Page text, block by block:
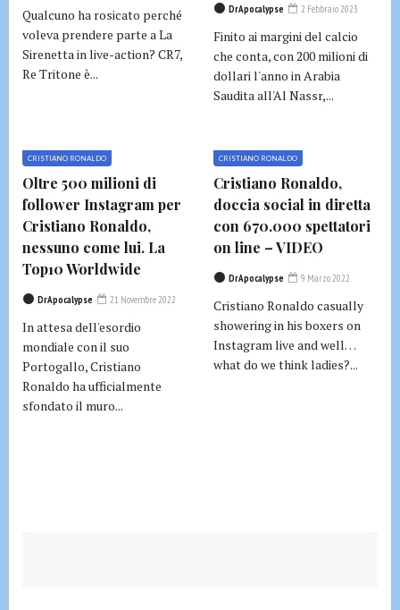
Qualcuno ha rosicato perché
voleva prendere parte a La
Sirenetta in live-action? CR7,
Re Tritone è...
DrApocalypse 2 Febbraio 2023
Finito ai margini del calcio
che conta, con 200 milioni di
dollari l'anno in Arabia
Saudita all'Al Nassr,...
CRISTIANO RONALDO
Oltre 500 milioni di
follower Instagram per
Cristiano Ronaldo,
nessuno come lui. La
Top10 Worldwide
DrApocalypse 21 Novembre 2022
In attesa dell'esordio
mondiale con il suo
Portogallo, Cristiano
Ronaldo ha ufficialmente
sfondato il muro...
CRISTIANO RONALDO
Cristiano Ronaldo,
doccia social in diretta
con 670.000 spettatori
on line – VIDEO
DrApocalypse 9 Marzo 2022
Cristiano Ronaldo casually
showering in his boxers on
Instagram live and well…
what do we think ladies?...